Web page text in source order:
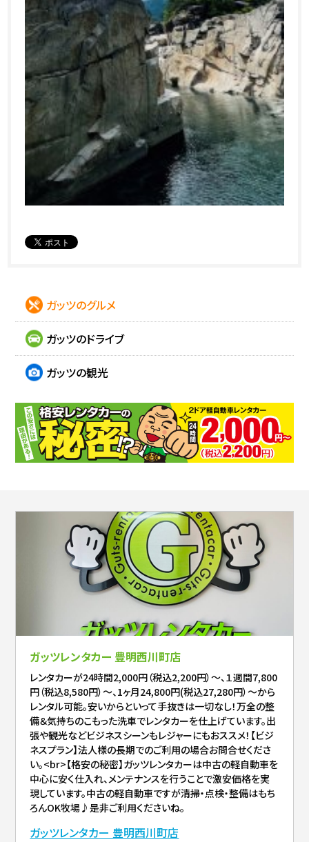
ガッツのグルメ
ガッツのドライブ
ガッツの観光
ガッツレンタカー 豊明西川町店
レンタカーが24時間2,000円（税込2,200円）～、１週間7,800
円（税込8,580円）～、1ヶ月24,800円(税込27,280円）～から
レンタル可能。安いからといって手抜きは一切なし！万全の整
備＆気持ちのこもった洗車でレンタカーを仕上げています。出
張や観光などビジネスシーンもレジャーにもおススメ！【ビジ
ネスプラン】法人様の長期でのご利用の場合お問合せくださ
い。<br>【格安の秘密】ガッツレンタカーは中古の軽自動車を
中心に安く仕入れ、メンテナンスを行うことで激安価格を実
現しています。中古の軽自動車ですが清掃・点検・整備はもち
ろんOK牧場♪是非ご利用くださいね。
ガッツレンタカー 豊明西川町店